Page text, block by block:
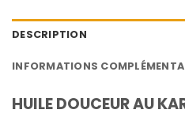
DESCRIPTION
INFORMATIONS
HUILE DOUCEUR AU